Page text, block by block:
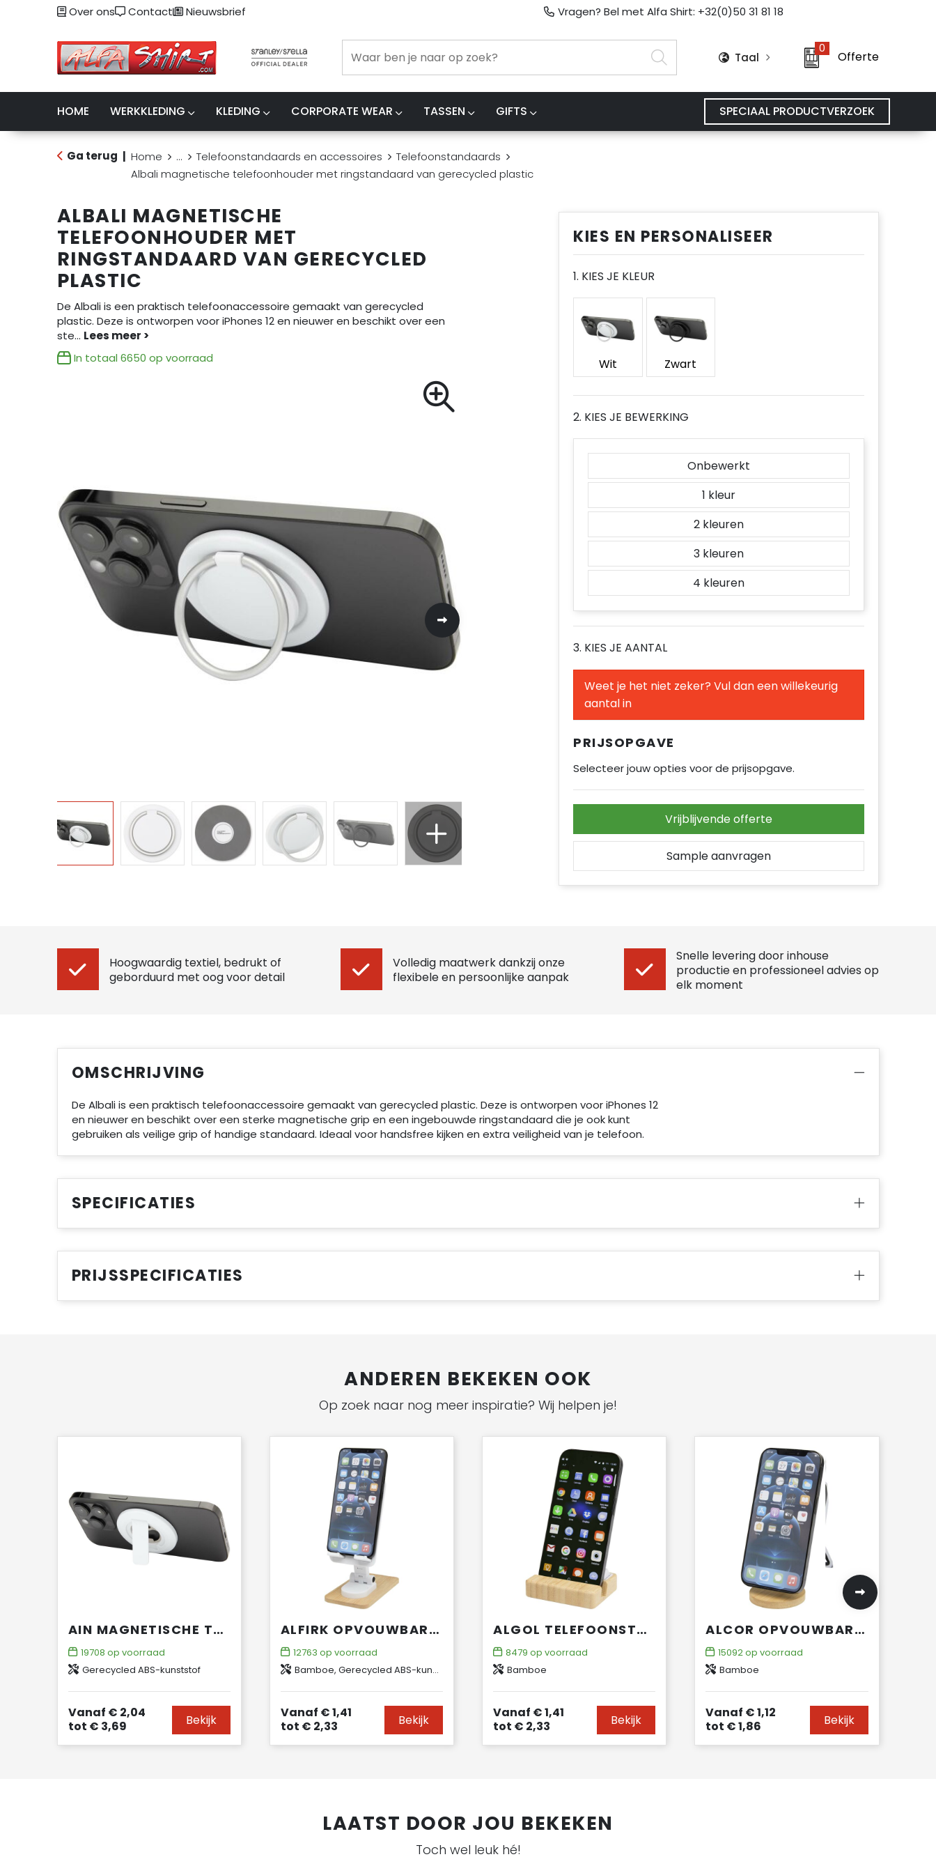
Over ons Contact Nieuwsbrief Vragen? Bel met Alfa Shirt: +32(0)50 31 81 18
Taal
0
Offerte
HOME WERKKLEDING KLEDING CORPORATE WEAR TASSEN GIFTS SPECIAAL PRODUCTVERZOEK
Ga terug Home ... Telefoonstandaards en accessoires
Telefoonstandaards
Albali magnetische telefoonhouder met ringstandaard van gerecycled plastic
ALBALI MAGNETISCHE
TELEFOONHOUDER MET
RINGSTANDAARD VAN GERECYCLED
PLASTIC
De Albali is een praktisch telefoonaccessoire gemaakt van gerecycled
plastic. Deze is ontworpen voor iPhones 12 en nieuwer en beschikt over een
ste...
In totaal 6650 op voorraad
KIES EN PERSONALISEER
1. KIES JE KLEUR
Wit Zwart
2. KIES JE BEWERKING
Onbewerkt
1
2
3
4
3. KIES JE AANTAL
Weet je het niet zeker? Vul dan een willekeurig
aantal in
PRIJSOPGAVE
Selecteer jouw opties voor de prijsopgave.
Vrijblijvende offerte
Sample aanvragen
Hoogwaardig textiel, bedrukt of
geborduurd met oog voor detail
Volledig maatwerk dankzij onze
flexibele en persoonlijke aanpak
Snelle levering door inhouse
productie en professioneel advies op
elk moment
OMSCHRIJVING
De Albali is een praktisch telefoonaccessoire gemaakt van gerecycled plastic. Deze is ontworpen voor iPhones 12
en nieuwer en beschikt over een sterke magnetische grip en een ingebouwde ringstandaard die je ook kunt
gebruiken als veilige grip of handige standaard. Ideaal voor handsfree kijken en extra veiligheid van je telefoon.
SPECIFICATIES
PRIJSSPECIFICATIES
ANDEREN BEKEKEN OOK
Op zoek naar nog meer inspiratie? Wij helpen je!
AIN MAGNETISCHE TELEFOONSTANDAARD VAN GERECYCLED PLASTIC MET FLESOPENER
19708 op voorraad
Gerecycled ABS-kunststof
Vanaf € 2,04
tot € 3,69 Bekijk
ALFIRK OPVOUWBARE BUREAUTELEFOONSTANDAARD VAN GERECYCLED PLASTIC MET BAMBOEDETAILS
12763 op voorraad
Bamboe, Gerecycled ABS-kunststof
Vanaf € 1,41
tot € 2,33 Bekijk
ALGOL TELEFOONSTANDAARD EN FIDGETSPEELTJE VAN GERECYCLED PLASTIC MET BAMBOEDETAILS
8479 op voorraad
Bamboe
Vanaf € 1,41
tot € 2,33 Bekijk
ALCOR OPVOUWBARE MAGNETISCHE TELEFOONSTANDAARD VAN GERECYCLED PLASTIC MET BAMBOEDETAILS
15092op voorraad
Bamboe
Vanaf € 1,12
tot € 1,86 Bekijk
LAATST DOOR JOU BEKEKEN
Toch wel leuk hé!